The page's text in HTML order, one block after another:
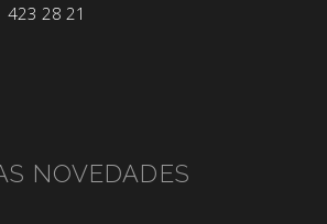
423 28 21
NOVEDADES